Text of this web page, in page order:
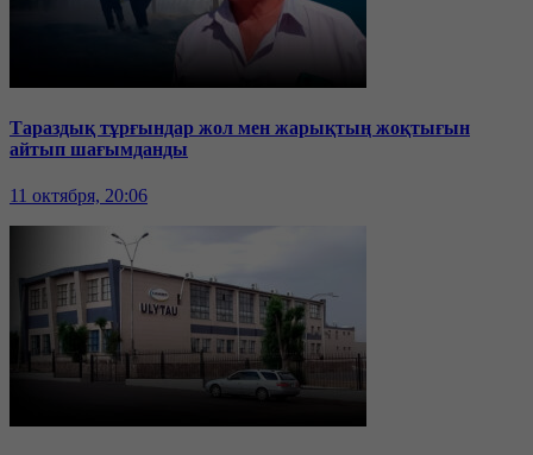
Тараздық тұрғындар жол мен жарықтың жоқтығын
айтып шағымданды
11 октября, 20:06